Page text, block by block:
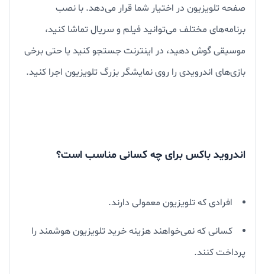
صفحه تلویزیون در اختیار شما قرار می‌دهد. با نصب
برنامه‌های مختلف می‌توانید فیلم و سریال تماشا کنید،
موسیقی گوش دهید، در اینترنت جستجو کنید یا حتی برخی
بازی‌های اندرویدی را روی نمایشگر بزرگ تلویزیون اجرا کنید.
اندروید باکس برای چه کسانی مناسب است؟
افرادی که تلویزیون معمولی دارند.
کسانی که نمی‌خواهند هزینه خرید تلویزیون هوشمند را
پرداخت کنند.